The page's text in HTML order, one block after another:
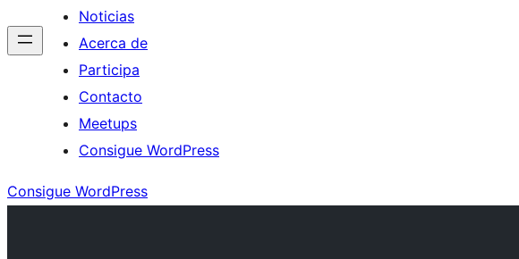
Noticias
Acerca de
Participa
Contacto
Meetups
Consigue WordPress
Consigue WordPress